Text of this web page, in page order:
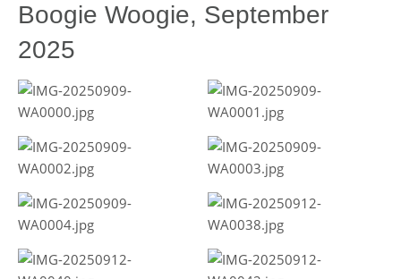
Boogie Woogie, September
2025